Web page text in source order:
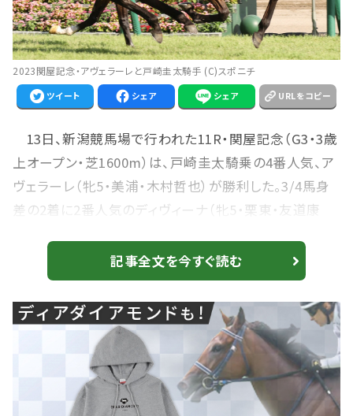
2023関屋記念・アヴェラーレと戸崎圭太騎手 (C)スポニチ
ツイート シェア シェア URLをコピー
13日、新潟競馬場で行われた11R・関屋記念（G3・3歳
上オープン・芝1600m）は、戸崎圭太騎乗の4番人気、ア
ヴェラーレ（牝5・美浦・木村哲也）が勝利した。3/4馬身
差の2着に2番人気のディヴィーナ（牝5・栗東・友道康
夫）が入った。勝ちタイムは1:32.1（良）。 1番人気で菅
原明良騎乗、ララクリスティーヌ（牝5・栗東・斉藤崇史）
は9着、3番人気で内田博幸騎乗、ロータスランド（牝6・
栗東・辻野泰之）は12着敗退。 【春菜賞】ドゥラメンテ産
記事全文を今すぐ読む